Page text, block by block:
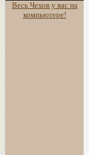
Весь Чехов у вас на
компьютере!